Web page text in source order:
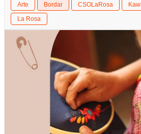
Arte Bordar CSOLaRosa
La Rosa